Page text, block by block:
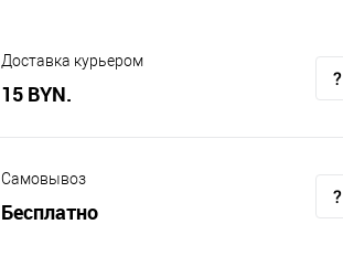
Доставка курьером
15 BYN.
Самовывоз
Бесплатно